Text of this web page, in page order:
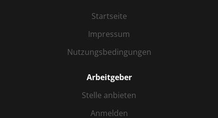
Startseite
Impressum
Nutzungsbedingungen
Arbeitgeber
Stelle anbieten
Anmelden